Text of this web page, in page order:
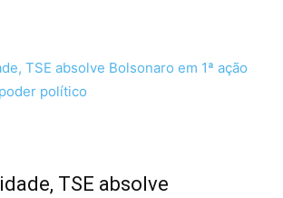
TSE absolve